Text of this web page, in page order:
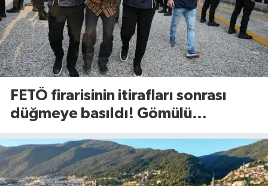
FETÖ firarisinin itirafları sonrası
düğmeye basıldı! Gömülü